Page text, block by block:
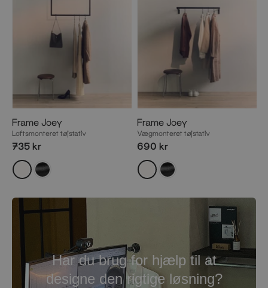
Frame Joey
Loftsmonteret tøjstativ
735 kr
Frame Joey
Vægmonteret tøjstativ
690 kr
Har du brug for hjælp til at
designe den rigtige løsning?